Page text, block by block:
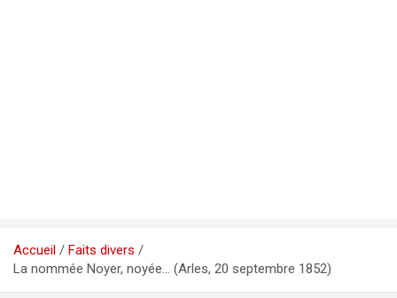
Accueil
Faits divers
La nommée Noyer, noyée… (Arles, 20 septembre 1852)